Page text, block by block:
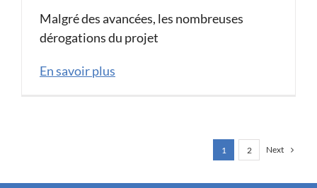
Malgré des avancées, les nombreuses
dérogations du projet
En savoir plus
1 2 Next